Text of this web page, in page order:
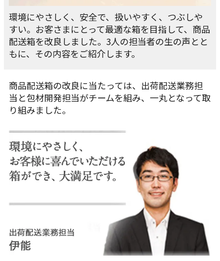
環境にやさしく、安全で、扱いやすく、つぶしや
すい。お客さまにとって最適な箱を目指して、商品
配送箱を改良しました。3人の担当者の生の声とと
もに、その内容をご紹介します。
商品配送箱の改良に当たっては、出荷配送業務担
当と包材開発担当がチームを組み、一丸となって取
り組みました。